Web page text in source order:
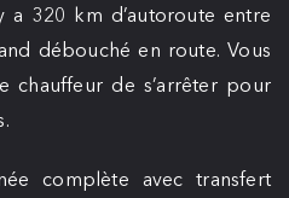
a 320 km d’autoroute entre
débouché en route. Vous
chauffeur de s’arrêter pour
complète avec transfert